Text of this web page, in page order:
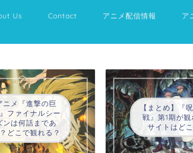
Us Contact アニメ配信情報 ア
ニメ『進撃の巨
ファイナルシー
ンは何話まであ
どこで観れる？
【まとめ】『
戦』第1期が観
サイトはど